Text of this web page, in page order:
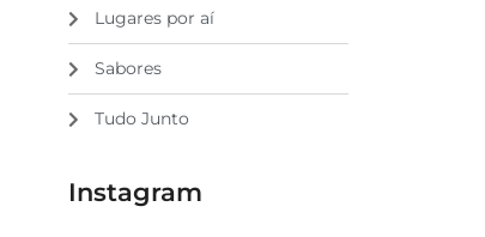
Lugares por aí
Sabores
Tudo Junto
Instagram